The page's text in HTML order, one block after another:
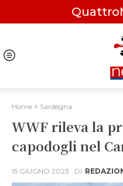
Home Sardegna
WWF rileva la
capodogli nel
15 GIUGNO 2023 DI